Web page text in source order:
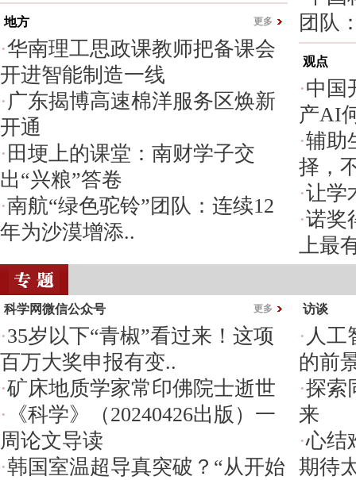
地方 更多
·华南理工思政课教师把备课会
开进智能制造一线
· 广东揭博高速棉洋服务区焕新
开通
· 田埂上的课堂：南财学子交
出“兴粮”答卷
·南航“绿色驼铃”团队：连续12
年为沙漠增添..
团队
观点
·中国
产AI
·辅助
择，
·让学
·诺奖
上最
科学网微信公众号 更多
·35岁以下“青椒”看过来！这项
百万大奖申报有变..
·矿床地质学家常印佛院士逝世
· 《科学》（20240426出版）一
周论文导读
·韩国室温超导真突破？“从开始
访谈
· 人工
的前
·探索
来
·心结
期待